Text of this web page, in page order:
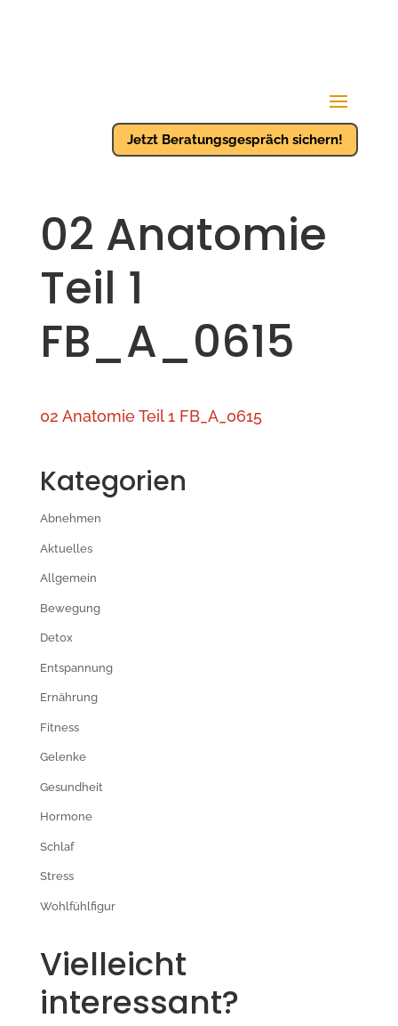
Jetzt Beratungsgespräch sichern!
02 Anatomie
Teil 1
FB_A_0615
02 Anatomie Teil 1 FB_A_0615
Kategorien
Abnehmen
Aktuelles
Allgemein
Bewegung
Detox
Entspannung
Ernährung
Fitness
Gelenke
Gesundheit
Hormone
Schlaf
Stress
Wohlfühlfigur
Vielleicht
interessant?